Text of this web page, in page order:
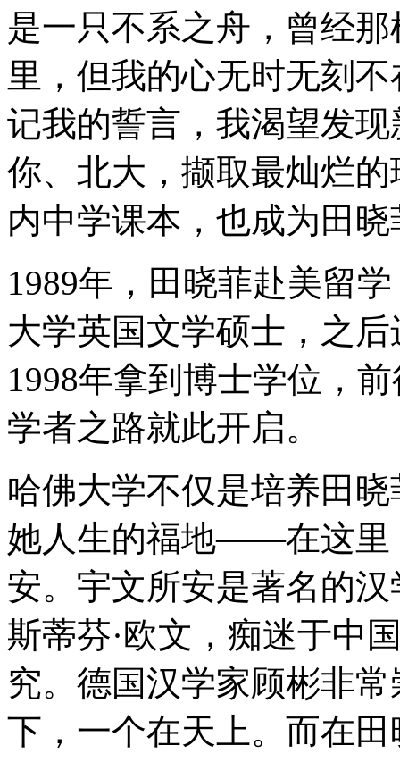
是一只不系之舟，曾经
里，但我的心无时无刻
记我的誓言，我渴望发
你、北大，撷取最灿烂
内中学课本，也成为田
1989年，田晓菲赴美留
大学英国文学硕士，之
1998年拿到博士学位，
学者之路就此开启。
哈佛大学不仅是培养田
她人生的福地——在这里
安。宇文所安是著名的
斯蒂芬·欧文，痴迷于中
究。德国汉学家顾彬非
下，一个在天上。而在